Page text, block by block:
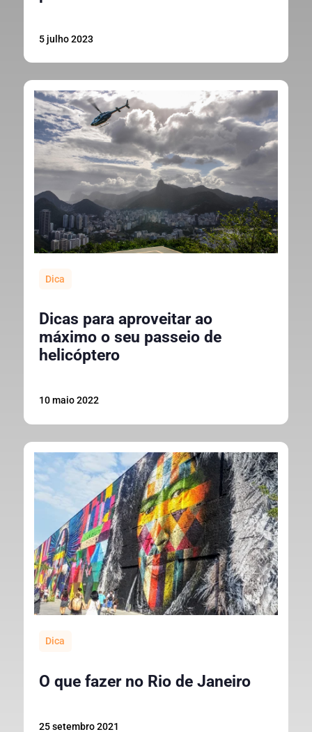
5 julho 2023
Dica
Dicas para aproveitar ao
máximo o seu passeio de
helicóptero
10 maio 2022
Dica
O que fazer no Rio de Janeiro
25 setembro 2021